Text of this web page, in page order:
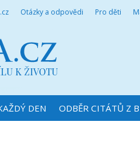
Otázky a odpovědi Pro děti
DEN ODBĚR CITÁTŮ Z